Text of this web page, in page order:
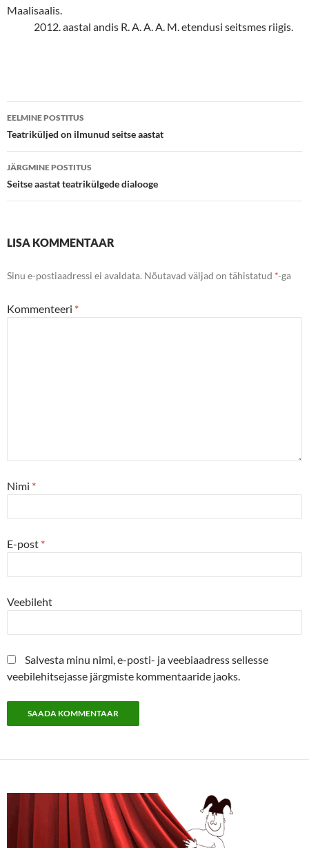
Maalisaalis.
2012. aastal andis R. A. A. A. M. etendusi seitsmes riigis.
Postituste
töölaud
EELMINE POSTITUS
Teatriküljed on ilmunud seitse aastat
JÄRGMINE POSTITUS
Seitse aastat teatrikülgede dialooge
LISA KOMMENTAAR
Sinu e-postiaadressi ei avaldata. Nõutavad väljad on tähistatud *-ga
Kommenteeri *
Nimi *
E-post *
Veebileht
Salvesta minu nimi, e-posti- ja veebiaadress sellesse
veebilehitsejasse järgmiste kommentaaride jaoks.